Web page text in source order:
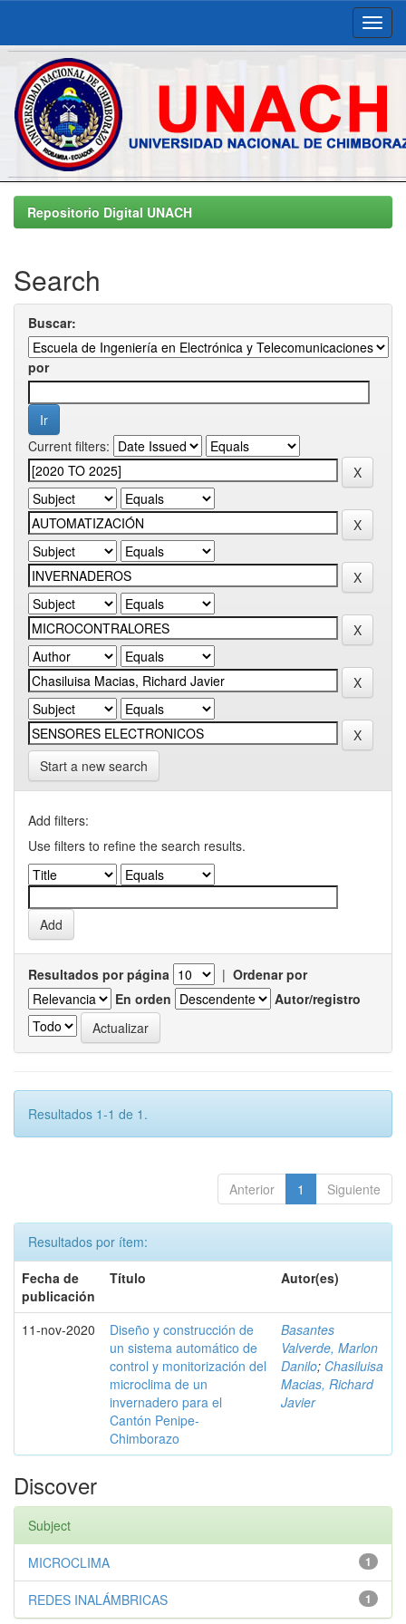
Skip
navigationRepositorio Digital UNACH
Search
Buscar:
por
Current filters:
Start a new search
Add filters:
Use filters to refine the search results.
Resultados por página | Ordenar por
En orden
Autor/registro
Resultados 1-1 de 1.
Anterior 1 Siguiente
Resultados por ítem:
Fecha de
publicación
Título Autor(es)
11-nov-2020
Diseño y construcción de
un sistema automático de
control y monitorización del
microclima de un
invernadero para el
Cantón Penipe-
Chimborazo
Basantes
Valverde, Marlon
Danilo; Chasiluisa
Macias, Richard
Javier
Discover
Subject
1
MICROCLIMA
1
REDES INALÁMBRICAS